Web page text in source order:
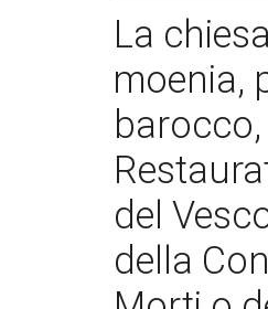
La
moenia,
del
della